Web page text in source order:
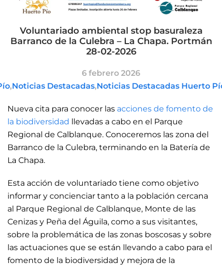
Voluntariado ambiental stop basuraleza
Barranco de la Culebra – La Chapa. Portmán
28-02-2026
6 febrero 2026
,Noticias Destacadas,Noticias Destacadas Huerto
Nueva cita para conocer las acciones de fomento de
la biodiversidad llevadas a cabo en el Parque
Regional de Calblanque. Conoceremos las zona del
Barranco de la Culebra, terminando en la Batería de
La Chapa.
Esta acción de voluntariado tiene como objetivo
informar y concienciar tanto a la población cercana
al Parque Regional de Calblanque, Monte de las
Cenizas y Peña del Águila, como a sus visitantes,
sobre la problemática de las zonas boscosas y sobre
las actuaciones que se están llevando a cabo para el
fomento de la biodiversidad y mejora de la